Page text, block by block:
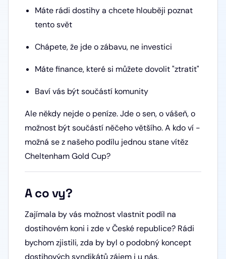
Máte rádi dostihy a chcete hlouběji poznat
tento svět
Chápete, že jde o zábavu, ne investici
Máte finance, které si můžete dovolit "ztratit"
Baví vás být součástí komunity
Ale někdy nejde o peníze. Jde o sen, o vášeň, o
možnost být součástí něčeho většího. A kdo ví -
možná se z našeho podílu jednou stane vítěz
Cheltenham Gold Cup?
A co vy?
Zajímala by vás možnost vlastnit podíl na
dostihovém koni i zde v České republice? Rádi
bychom zjistili, zda by byl o podobný koncept
dostihových syndikátů zájem i u nás.